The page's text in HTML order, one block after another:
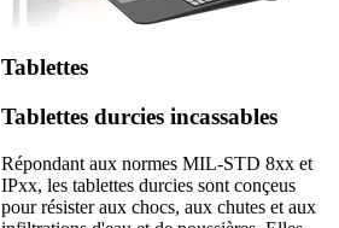
Tablettes
Tablettes durcies incassables
Répondant aux normes MIL-STD 8xx et
IPxx, les tablettes durcies sont conçeus
pour résister aux chocs, aux chutes et aux